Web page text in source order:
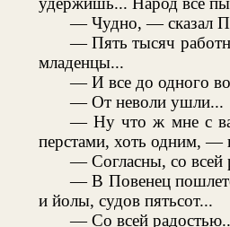
— Чудно, — сказал
— Пять тысяч
младенцы...
— И все до одного
— От неволи ушли...
— Ну что ж мне с
перстами, хоть одним, —
— Согласны, со всей
— В Повенец
и йолы, судов пятьсот...
— Со всей